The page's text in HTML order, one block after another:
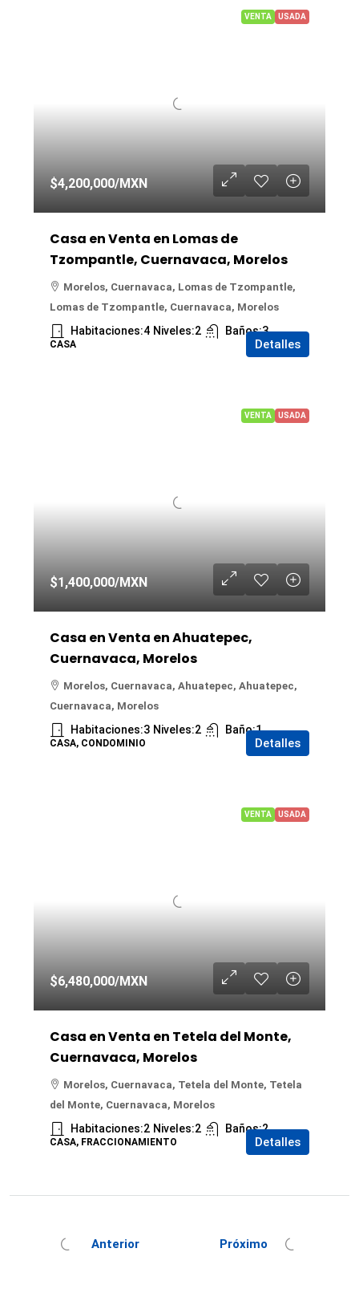
VENTA USADA
$4,200,000/MXN
Casa en Venta en Lomas de
Tzompantle, Cuernavaca, Morelos
Morelos, Cuernavaca, Lomas de Tzompantle,
Lomas de Tzompantle, Cuernavaca, Morelos
Habitaciones:4 Niveles:2 Baños:3
CASA Detalles
VENTA USADA
$1,400,000/MXN
Casa en Venta en Ahuatepec,
Cuernavaca, Morelos
Morelos, Cuernavaca, Ahuatepec, Ahuatepec,
Cuernavaca, Morelos
Habitaciones:3 Niveles:2 Baño:1
CASA, CONDOMINIO Detalles
VENTA USADA
$6,480,000/MXN
Casa en Venta en Tetela del Monte,
Cuernavaca, Morelos
Morelos, Cuernavaca, Tetela del Monte, Tetela
del Monte, Cuernavaca, Morelos
Habitaciones:2 Niveles:2 Baños:2
CASA, FRACCIONAMIENTO Detalles
Anterior Próximo